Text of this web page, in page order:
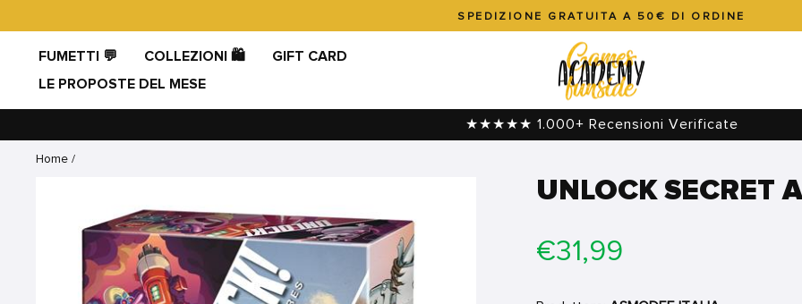
direttamente
contenuti
in
pausa
SPEDIZIONE GRATUITA A 50€ DI ORDINE
FUMETTI 💬 COLLEZIONI 🛍️
GIFT CARD
LE PROPOSTE DEL MESE
★★★★★ 1.000+ Recensioni Verificate
Home /
UNLOCK SECRET
Prezzo
di
€31,99